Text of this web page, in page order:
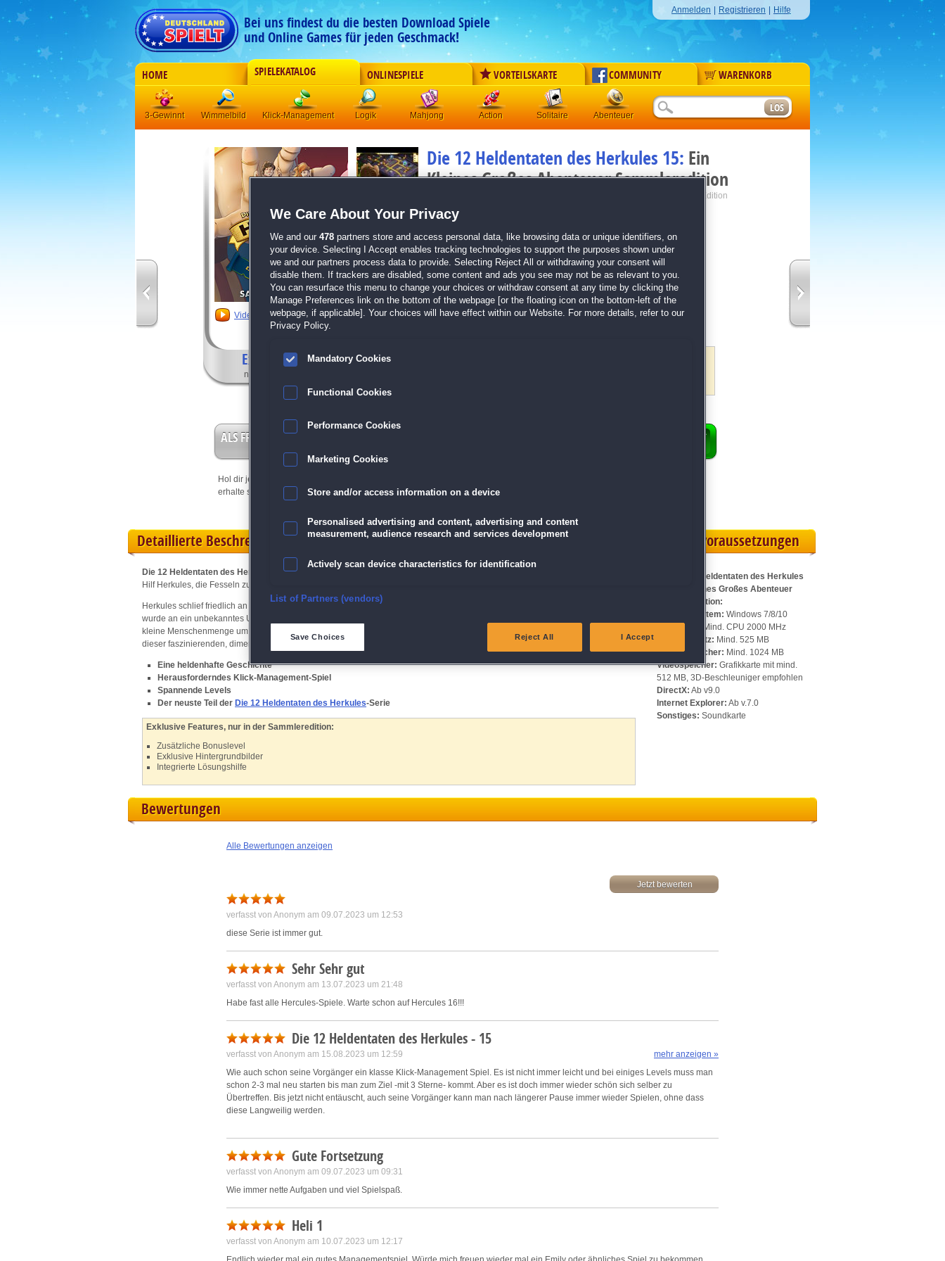
Bei uns findest du die besten Download Spiele
und Online Games für jeden Geschmack!
Anmelden Registrieren Hilfe
HOME SPIELEKATALOG ONLINESPIELE VORTEILSKARTE COMMUNITY WARENKORB
3-Gewinnt Wimmelbild Klick-Management Logik Mahjong Action Solitaire Abenteuer
Video anschauen
Die 12 Heldentaten des Herkules 15: Ein
Kleines Großes Abenteuer Sammleredition
12 Labours of Hercules 15: Little Big Adventure Collector's Edition
Entwickler:
von 16 Mitgliedern
Klick-Management | Größe: 273.0 MB
Eine heldenhafte Geschichte
Herausforderndes Klick-Management-Spiel
Spannende Levels
Exklusive Features,
nur in der Sammleredition
ALS FREISPIEL EINLÖSEN
Hol dir jetzt deine
erhalte sofort bis zu 15 Freispiele!
teste es 60 Minuten lang kostenlos!
Detaillierte Beschreibung
Die 12 Heldentaten des Herkules 15: Ein Kleines Grosses Abenteuer Sammleredition
Hilf Herkules, die Fesseln zu lösen und das Land zu retten!
Herkules schlief friedlich an Bord eines Schiffes, als sich eine sanfte Brise in einen Sturm verwandelte. Das Boot des Helden
wurde an ein unbekanntes Ufer geworfen und in Stücke gerissen. Während Herkules bewusstlos war, versammelte sich eine
kleine Menschenmenge um ihn und beschloss, den Halbgott zu fesseln! Begib dich auf eine Reise mit Herkules und nimm an
dieser faszinierenden, dimensionslosen Reise teil!
Eine heldenhafte Geschichte
Herausforderndes Klick-Management-Spiel
Spannende Levels
Der neuste Teil der Die 12 Heldentaten des Herkules-Serie
Exklusive Features, nur in der Sammleredition:
Zusätzliche Bonuslevel
Exklusive Hintergrundbilder
Integrierte Lösungshilfe
Systemvoraussetzungen
Für Die 12 Heldentaten des Herkules
15: Ein Kleines Großes Abenteuer
Sammleredition:
Betriebssystem: Windows 7/8/10
Mind. CPU 2000 MHz
Speicherplatz: Mind. 525 MB
Arbeitsspeicher: Mind. 1024 MB
Videospeicher: Grafikkarte mit mind.
512 MB, 3D-Beschleuniger empfohlen
DirectX: Ab v9.0
Internet Explorer: Ab v.7.0
Sonstiges: Soundkarte
Bewertungen
Alle Bewertungen anzeigen
Jetzt bewerten
verfasst von Anonym am 09.07.2023 um 12:53
diese Serie ist immer gut.
Sehr Sehr gut
verfasst von Anonym am 13.07.2023 um 21:48
Habe fast alle Hercules-Spiele. Warte schon auf Hercules 16!!!
Die 12 Heldentaten des Herkules - 15
verfasst von Anonym am 15.08.2023 um 12:59
Wie auch schon seine Vorgänger ein klasse Klick-Management Spiel. Es ist nicht immer leicht und bei einiges Levels muss man
schon 2-3 mal neu starten bis man zum Ziel -mit 3 Sterne- kommt. Aber es ist doch immer wieder schön sich selber zu
Übertreffen. Bis jetzt nicht entäuscht, auch seine Vorgänger kann man nach längerer Pause immer wieder Spielen, ohne dass
diese Langweilig werden.
mehr anzeigen »
Gute Fortsetzung
verfasst von Anonym am 09.07.2023 um 09:31
Wie immer nette Aufgaben und viel Spielspaß.
Heli 1
verfasst von Anonym am 10.07.2023 um 12:17
We Care About Your Privacy
We and our 478 partners store and access personal data, like browsing data or unique identifiers, on
your device. Selecting I Accept enables tracking technologies to support the purposes shown under
we and our partners process data to provide. Selecting Reject All or withdrawing your consent will
disable them. If trackers are disabled, some content and ads you see may not be as relevant to you.
You can resurface this menu to change your choices or withdraw consent at any time by clicking the
Manage Preferences link on the bottom of the webpage [or the floating icon on the bottom-left of the
webpage, if applicable]. Your choices will have effect within our Website. For more details, refer to our
Privacy Policy.
Mandatory Cookies
Functional Cookies
Performance Cookies
Marketing Cookies
Store and/or access information on a device
Personalised advertising and content, advertising and content
measurement, audience research and services development
Actively scan device characteristics for identification
Ensure security, prevent and detect fraud, and fix errors
Match and combine data from other data sources
Link different devices
Identify devices based on information transmitted automatically
List of Partners (vendors)
Save Choices Reject All I Accept